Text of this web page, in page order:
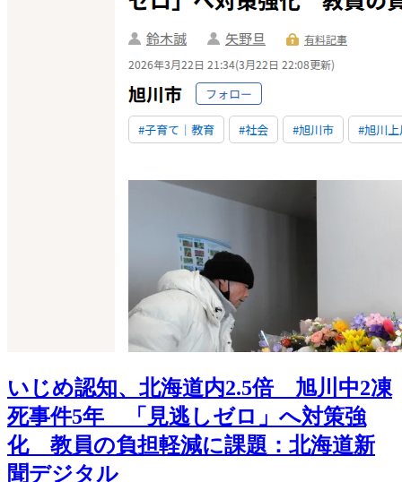
いじめ認知、北海道内2.5倍 旭川中2凍
死事件5年 「見逃しゼロ」へ対策強
化 教員の負担軽減に課題：北海道新
聞デジタル